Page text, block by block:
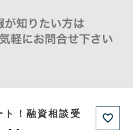
ト！融資相談受
- -